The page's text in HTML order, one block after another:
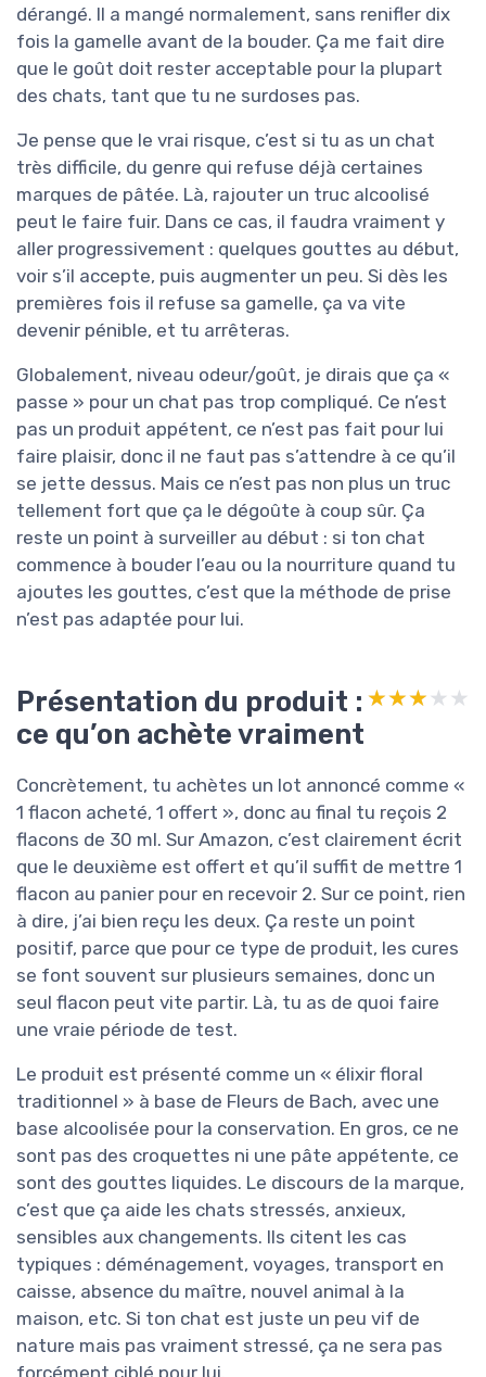
dérangé. Il a mangé normalement, sans renifler dix
fois la gamelle avant de la bouder. Ça me fait dire
que le goût doit rester acceptable pour la plupart
des chats, tant que tu ne surdoses pas.
Je pense que le vrai risque, c’est si tu as un chat
très difficile, du genre qui refuse déjà certaines
marques de pâtée. Là, rajouter un truc alcoolisé
peut le faire fuir. Dans ce cas, il faudra vraiment y
aller progressivement : quelques gouttes au début,
voir s’il accepte, puis augmenter un peu. Si dès les
premières fois il refuse sa gamelle, ça va vite
devenir pénible, et tu arrêteras.
Globalement, niveau odeur/goût, je dirais que ça «
passe » pour un chat pas trop compliqué. Ce n’est
pas un produit appétent, ce n’est pas fait pour lui
faire plaisir, donc il ne faut pas s’attendre à ce qu’il
se jette dessus. Mais ce n’est pas non plus un truc
tellement fort que ça le dégoûte à coup sûr. Ça
reste un point à surveiller au début : si ton chat
commence à bouder l’eau ou la nourriture quand tu
ajoutes les gouttes, c’est que la méthode de prise
n’est pas adaptée pour lui.
Présentation du produit :
ce qu’on achète vraiment
★★★★★
★★★★★
Concrètement, tu achètes un lot annoncé comme «
1 flacon acheté, 1 offert », donc au final tu reçois 2
flacons de 30 ml. Sur Amazon, c’est clairement écrit
que le deuxième est offert et qu’il suffit de mettre 1
flacon au panier pour en recevoir 2. Sur ce point, rien
à dire, j’ai bien reçu les deux. Ça reste un point
positif, parce que pour ce type de produit, les cures
se font souvent sur plusieurs semaines, donc un
seul flacon peut vite partir. Là, tu as de quoi faire
une vraie période de test.
Le produit est présenté comme un « élixir floral
traditionnel » à base de Fleurs de Bach, avec une
base alcoolisée pour la conservation. En gros, ce ne
sont pas des croquettes ni une pâte appétente, ce
sont des gouttes liquides. Le discours de la marque,
c’est que ça aide les chats stressés, anxieux,
sensibles aux changements. Ils citent les cas
typiques : déménagement, voyages, transport en
caisse, absence du maître, nouvel animal à la
maison, etc. Si ton chat est juste un peu vif de
nature mais pas vraiment stressé, ça ne sera pas